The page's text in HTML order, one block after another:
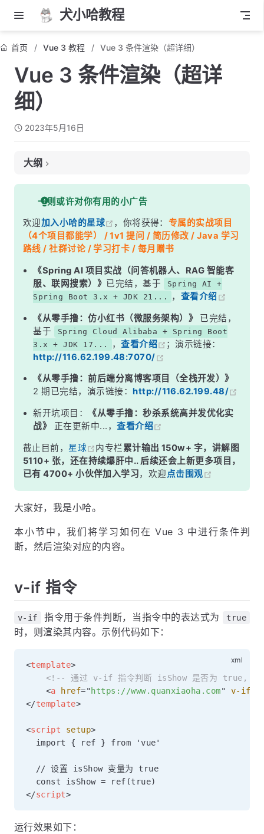
犬小哈教程
首页 Vue 3 教程 Vue 3 条件渲染（超详细）
Vue 3 条件渲染（超详
细）
2023年5月16日
大纲
v-if 指令
v-else 指令
v-else-if 指令
v-show 指令
一则或许对你有用的小广告
欢迎加入小哈的星球 ，你将获得： 专属的实战项目
（4个项目都能学） / 1v1 提问 / 简历修改 / Java 学习
路线 / 社群讨论 / 学习打卡 / 每月赠书
《Spring AI 项目实战（问答机器人、RAG 智能客
服、联网搜索）》 已完结，基于
Spring AI +
Spring Boot 3.x + JDK 21...
， 查看介绍
《从零手撸：仿小红书（微服务架构）》
已完结，
基于
Spring Cloud Alibaba + Spring Boot
3.x + JDK 17...
，查看介绍
；演示链接：
http://116.62.199.48:7070/
《从零手撸：前后端分离博客项目（全栈开发）》
2 期已完结，演示链接： http://116.62.199.48/
新开坑项目：
《从零手撸：秒杀系统高并发优化实
战》
正在更新中...，查看介绍
截止目前， 星球 内专栏累计输出 150w+ 字，讲解图
5110+ 张，还在持续爆肝中.. 后续还会上新更多项目，
已有 4700+ 小伙伴加入学习，欢迎点击围观
大家好，我是小哈。
本小节中，我们将学习如何在 Vue 3 中进行条件判
断，然后渲染对应的内容。
v-if 指令
v-if 指令用于条件判断，当指令中的表达式为 true
时，则渲染其内容。示例代码如下：
<template>
<!-- 通过 v-if 指令判断 isShow 是否为 true, 若是
<a href="https://www.quanxiaoha.com" v-if
</template>
<script setup>
  import { ref } from 'vue'
  // 设置 isShow 变量为 true
</script>
运行效果如下：